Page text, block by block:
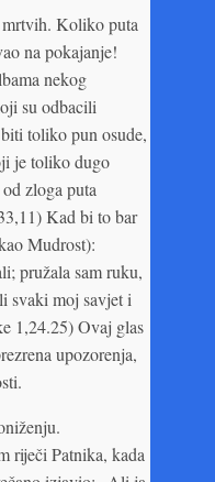
Koliko puta
na pokajanje!
nekog
su odbacili
toliko pun osude,
je toliko dugo
zloga puta
Kad bi to bar
Mudrost):
pružala sam ruku,
svaki moj savjet i
1,24.25) Ovaj glas
upozorenja,
riječi Patnika, kada